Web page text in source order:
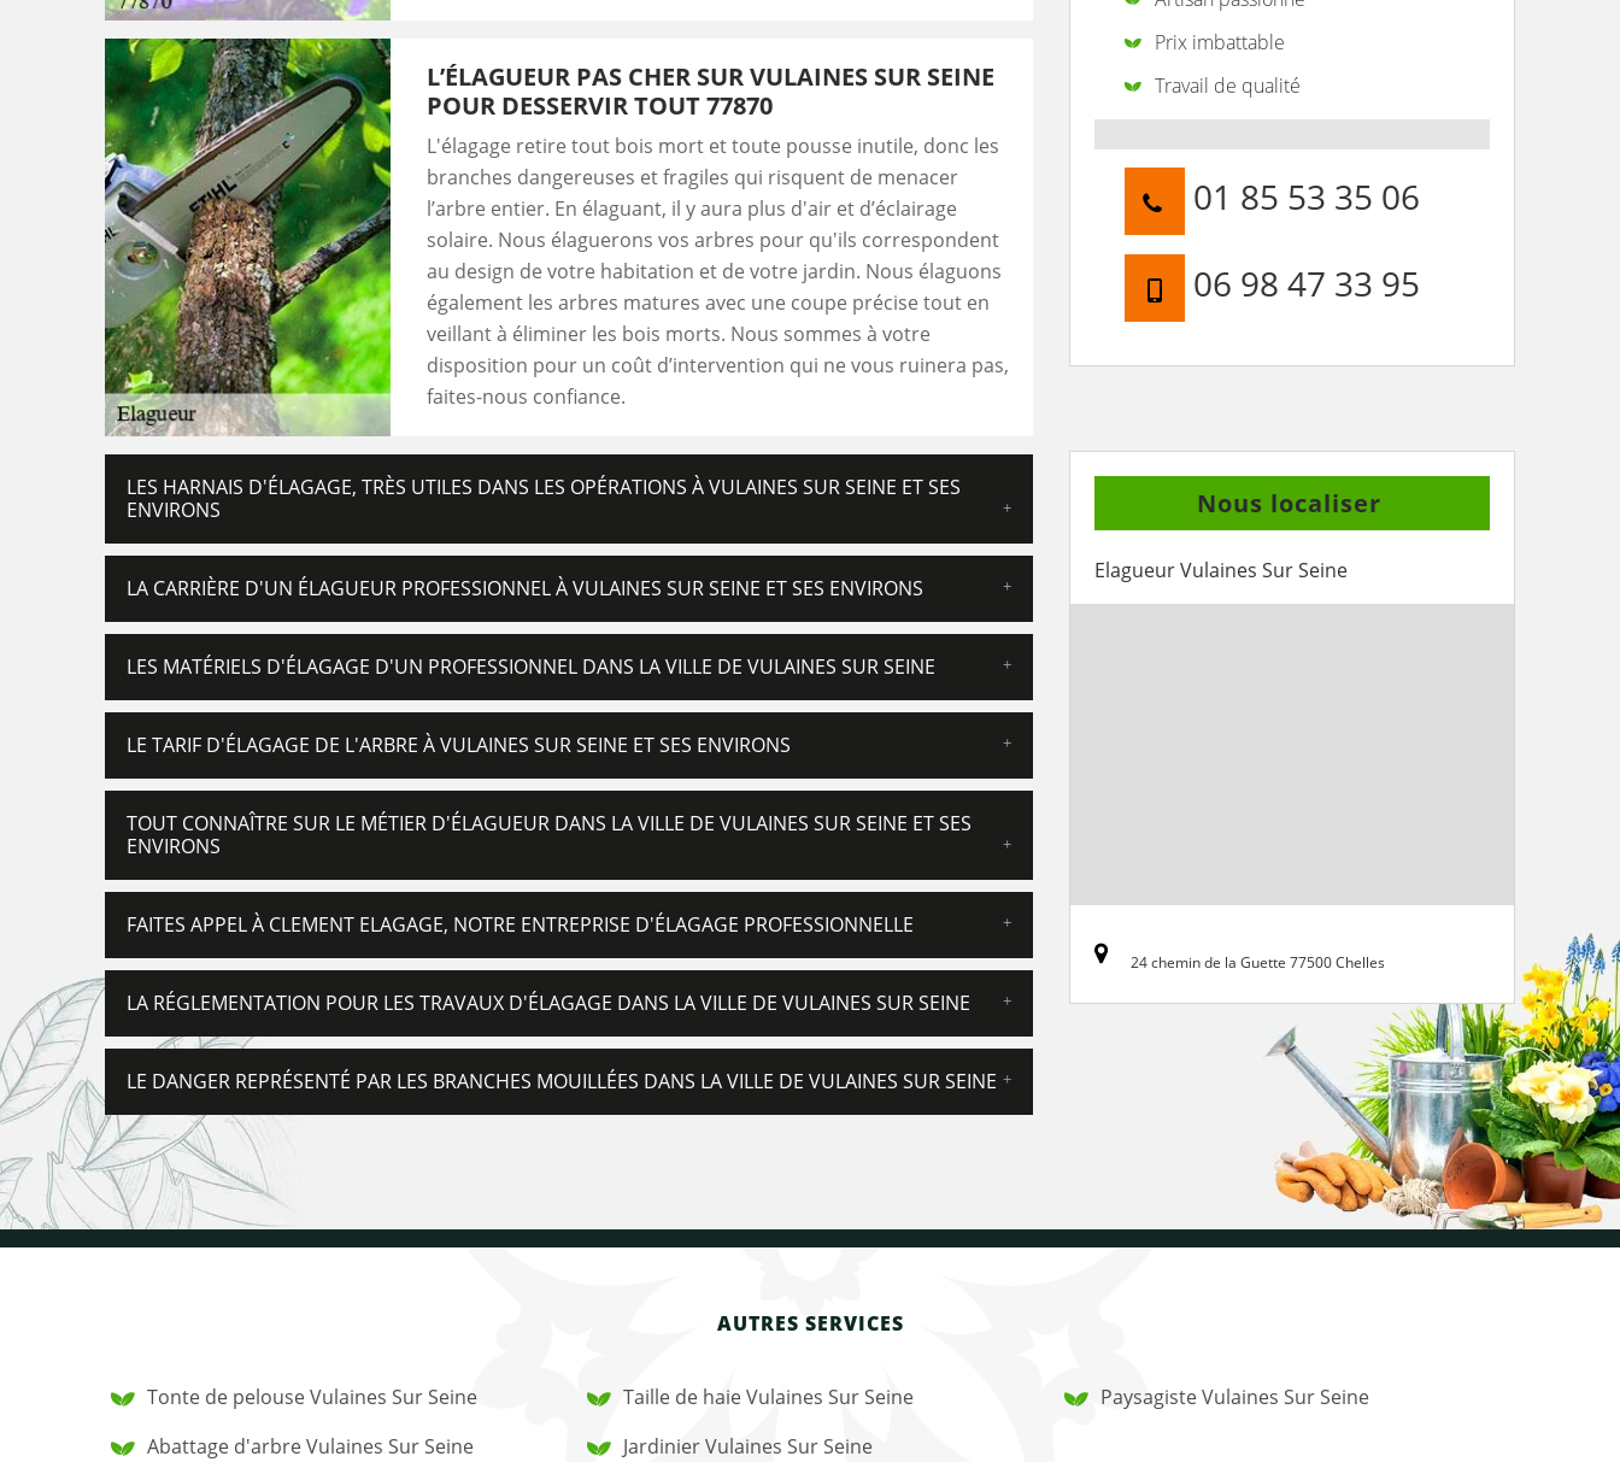
L’ÉLAGUEUR PAS CHER SUR VULAINES SUR SEINE
POUR DESSERVIR TOUT 77870
L'élagage retire tout bois mort et toute pousse inutile, donc les
branches dangereuses et fragiles qui risquent de menacer
l’arbre entier. En élaguant, il y aura plus d'air et d’éclairage
solaire. Nous élaguerons vos arbres pour qu'ils correspondent
au design de votre habitation et de votre jardin. Nous élaguons
également les arbres matures avec une coupe précise tout en
veillant à éliminer les bois morts. Nous sommes à votre
disposition pour un coût d’intervention qui ne vous ruinera pas,
faites-nous confiance.
LES HARNAIS D'ÉLAGAGE, TRÈS UTILES DANS LES OPÉRATIONS À VULAINES SUR SEINE ET SES
ENVIRONS
LA CARRIÈRE D'UN ÉLAGUEUR PROFESSIONNEL À VULAINES SUR SEINE ET SES ENVIRONS
LES MATÉRIELS D'ÉLAGAGE D'UN PROFESSIONNEL DANS LA VILLE DE VULAINES SUR SEINE
LE TARIF D'ÉLAGAGE DE L'ARBRE À VULAINES SUR SEINE ET SES ENVIRONS
TOUT CONNAÎTRE SUR LE MÉTIER D'ÉLAGUEUR DANS LA VILLE DE VULAINES SUR SEINE ET SES
ENVIRONS
FAITES APPEL À CLEMENT ELAGAGE, NOTRE ENTREPRISE D'ÉLAGAGE PROFESSIONNELLE
LA RÉGLEMENTATION POUR LES TRAVAUX D'ÉLAGAGE DANS LA VILLE DE VULAINES SUR SEINE
LE DANGER REPRÉSENTÉ PAR LES BRANCHES MOUILLÉES DANS LA VILLE DE VULAINES SUR SEINE
Prix imbattable
Travail de qualité
01 85 53 35 06
06 98 47 33 95
Nous localiser
Elagueur Vulaines Sur Seine
24 chemin de la Guette 77500 Chelles
AUTRES SERVICES
Tonte de pelouse Vulaines Sur Seine
Abattage d'arbre Vulaines Sur Seine
Taille de haie Vulaines Sur Seine
Jardinier Vulaines Sur Seine
Paysagiste Vulaines Sur Seine